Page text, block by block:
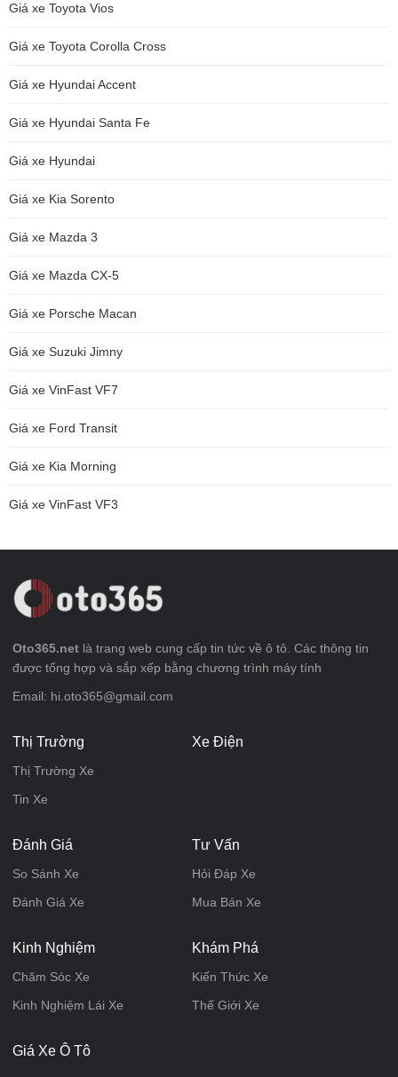
Giá xe Toyota Vios
Giá xe Toyota Corolla Cross
Giá xe Hyundai Accent
Giá xe Hyundai Santa Fe
Giá xe Hyundai
Giá xe Kia Sorento
Giá xe Mazda 3
Giá xe Mazda CX-5
Giá xe Porsche Macan
Giá xe Suzuki Jimny
Giá xe VinFast VF7
Giá xe Ford Transit
Giá xe Kia Morning
Giá xe VinFast VF3
Oto365.net là trang web cung cấp tin tức về ô tô. Các thông tin
được tổng hợp và sắp xếp bằng chương trình máy tính
Email: hi.oto365@gmail.com
Thị Trường
Thị Trường Xe
Tin Xe
Xe Điện
Đánh Giá
So Sánh Xe
Đánh Giá Xe
Tư Vấn
Hỏi Đáp Xe
Mua Bán Xe
Kinh Nghiệm
Chăm Sóc Xe
Kinh Nghiệm Lái Xe
Khám Phá
Kiến Thức Xe
Thế Giới Xe
Giá Xe Ô Tô